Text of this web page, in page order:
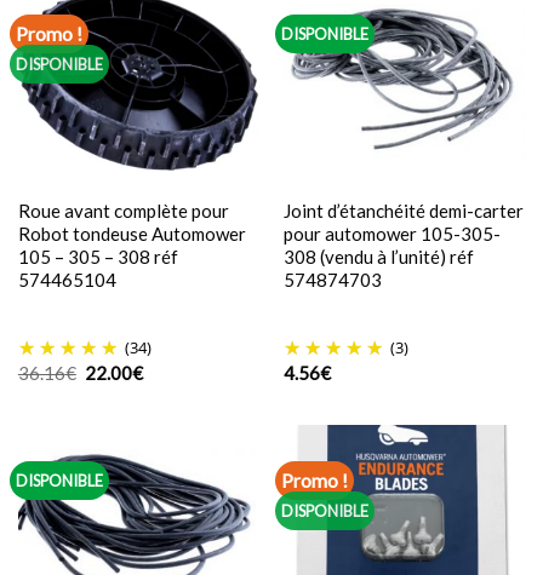
Promo !
DISPONIBLE
Roue avant complète pour
Robot tondeuse Automower
105 – 305 – 308 réf
574465104
(34)
36.16€ Le
prix
22.00€Le
prix
DISPONIBLE
Joint d’étanchéité demi-carter
pour automower 105-305-
308 (vendu à l’unité) réf
574874703
(3)
4.56€
DISPONIBLE Promo !
DISPONIBLE